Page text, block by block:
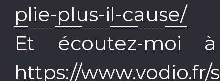
plie-plus-il-cause/
Et écoutez-moi
https://